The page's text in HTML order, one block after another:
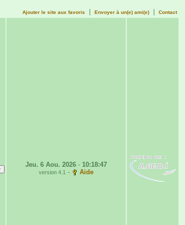
Ajouter le site aux favoris Envoyer à un(e) ami(e) Contact
Jeu. 6 Aou. 2026 - 10:18:47
version 4.1 - Aide